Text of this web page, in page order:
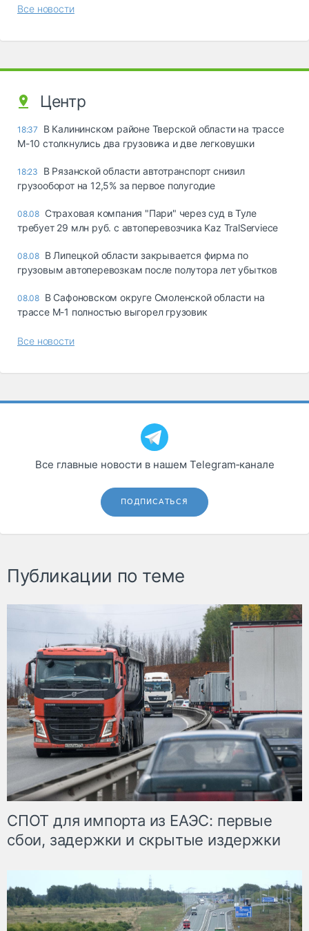
Все новости
Центр
18:37
В Калининском районе Тверской области на трассе
М-10 столкнулись два грузовика и две легковушки
18:23
В Рязанской области автотранспорт снизил
грузооборот на 12,5% за первое полугодие
08.08 Страховая компания "Пари" через суд в Туле
требует 29 млн руб. с автоперевозчика Kaz TralServiece
08.08 В Липецкой области закрывается фирма по
грузовым автоперевозкам после полутора лет убытков
08.08 В Сафоновском округе Смоленской области на
трассе М-1 полностью выгорел грузовик
Все новости
Все главные новости в нашем Telegram‑канале
ПОДПИСАТЬСЯ
Публикации по теме
СПОТ для импорта из ЕАЭС: первые
сбои, задержки и скрытые издержки